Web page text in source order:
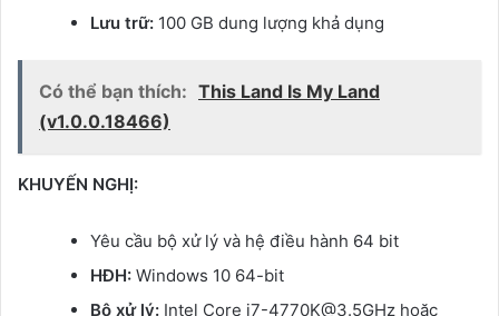
Lưu trữ: 100 GB dung lượng khả dụng
Có thể bạn thích: This Land Is My Land
(v1.0.0.18466)
KHUYẾN NGHỊ:
Yêu cầu bộ xử lý và hệ điều hành 64 bit
HĐH: Windows 10 64-bit
Bộ xử lý: Intel Core i7-4770K@3.5GHz hoặc